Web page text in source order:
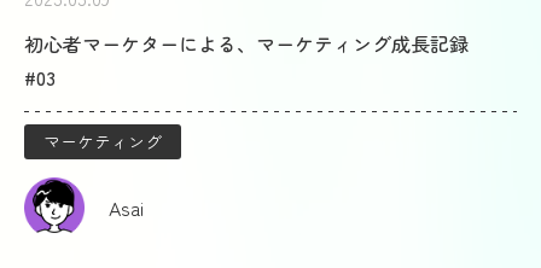
初心者マーケターによる、マーケティング成長記録
#03
マーケティング
Asai